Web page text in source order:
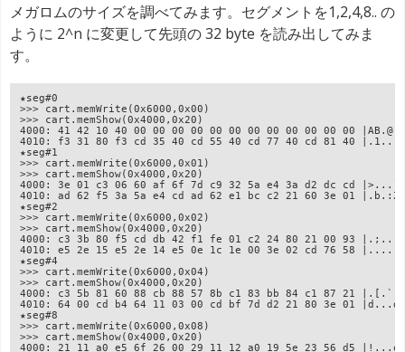
メガロムのサイズを調べてみます。セグメントを1,2,4,8.. の
ように 2^n に変更して先頭の 32 byte を読み出してみま
す。
★seg#0
>>> cart.memWrite(0x6000,0x00)
>>> cart.memShow(0x4000,0x20)
4000: 41 42 10 40 00 00 00 00 00 00 00 00 00 00 00 00
4010: f3 31 80 f3 cd 35 40 cd 55 40 cd 77 40 cd 81 40
★seg#1
>>> cart.memWrite(0x6000,0x01)
>>> cart.memShow(0x4000,0x20)
4000: 3e 01 c3 06 60 af 6f 7d c9 32 5a e4 3a d2 dc cd
4010: ad 62 f5 3a 5a e4 cd ad 62 e1 bc c2 21 60 3e 01
★seg#2
>>> cart.memWrite(0x6000,0x02)
>>> cart.memShow(0x4000,0x20)
4000: c3 3b 80 f5 cd db 42 f1 fe 01 c2 24 80 21 00 93
4010: e5 2e 15 e5 2e 14 e5 0e 1c 1e 00 3e 02 cd 76 58
★seg#4
>>> cart.memWrite(0x6000,0x04)
>>> cart.memShow(0x4000,0x20)
4000: c3 5b 81 60 88 cb 88 57 8b c1 83 bb 84 c1 87 21
4010: 64 00 cd b4 64 11 03 00 cd bf 7d d2 21 80 3e 01
★seg#8
>>> cart.memWrite(0x6000,0x08)
>>> cart.memShow(0x4000,0x20)
4000: 21 11 a0 e5 6f 26 00 29 11 12 a0 19 5e 23 56 d5